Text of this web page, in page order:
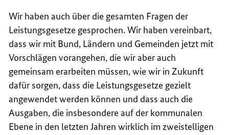
Wir haben auch über die gesamten Fragen der
Leistungsgesetze gesprochen. Wir haben vereinbart,
dass wir mit Bund, Ländern und Gemeinden jetzt mit
Vorschlägen vorangehen, die wir aber auch
gemeinsam erarbeiten müssen, wie wir in Zukunft
dafür sorgen, dass die Leistungsgesetze gezielt
angewendet werden können und dass auch die
Ausgaben, die insbesondere auf der kommunalen
Ebene in den letzten Jahren wirklich im zweistelligen